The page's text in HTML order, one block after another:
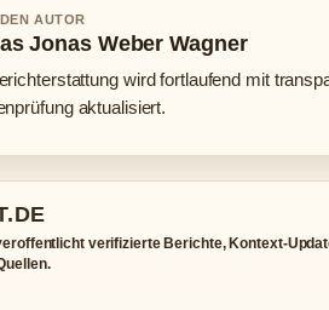
AUTOR
Jonas Weber Wagner
wird fortlaufend mit
aktualisiert.
verifizierte Berichte, Kontext-